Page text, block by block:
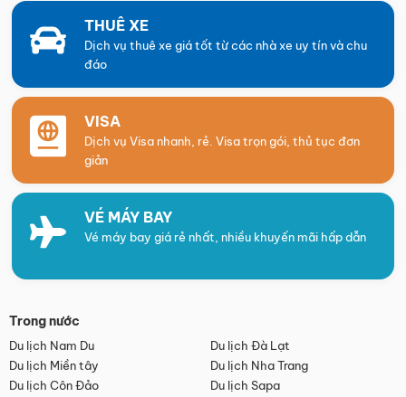
THUÊ XE
Dịch vụ thuê xe giá tốt từ các nhà xe uy tín và chu
đáo
VISA
Dịch vụ Visa nhanh, rẻ. Visa trọn gói, thủ tục đơn
giản
VÉ MÁY BAY
Vé máy bay giá rẻ nhất, nhiều khuyến mãi hấp dẫn
Trong nước
Du lịch Nam Du
Du lịch Đà Lạt
Du lịch Miền tây
Du lịch Nha Trang
Du lịch Côn Đảo
Du lịch Sapa